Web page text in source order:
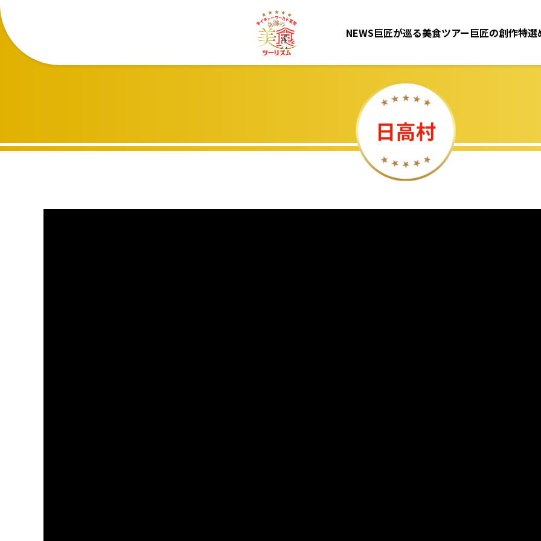
NEWS巨匠が巡る美食ツアー巨匠の創作特選